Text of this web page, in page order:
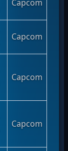
Capcom
Capcom
Capcom
Capcom